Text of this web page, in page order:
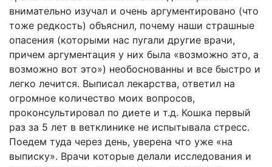
внимательно изучал и очень аргументировано (что
тоже редкость) объяснил, почему наши страшные
опасения (которыми нас пугали другие врачи,
причем аргументация у них была «возможно это, а
возможно вот это») необоснованны и все быстро и
легко лечится. Выписал лекарства, ответил на
огромное количество моих вопросов,
проконсультировал по диете и т.д. Кошка первый
раз за 5 лет в ветклинике не испытывала стресс.
Поедем туда через день, уверена что уже «на
выписку». Врачи которые делали исследования и